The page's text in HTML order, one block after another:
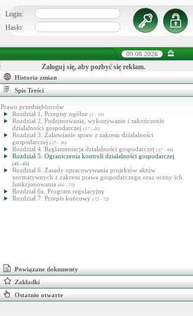
Login:
Hasło:
09.08.2026
Zaloguj się, aby pozbyć się reklam.
Historia zmian
Spis Treści
Prawo przedsiębiorców
Rozdział 1. Przepisy ogólne (1 - 16)
Rozdział 2. Podejmowanie, wykonywanie i zakończenie
działalności gospodarczej (17 - 26)
Rozdział 3. Załatwianie spraw z zakresu działalności
gospodarczej (27 - 36)
Rozdział 4. Reglamentacja działalności gospodarczej (37 - 44)
Rozdział 5. Ograniczenia kontroli działalności gospodarczej
(45 - 65)
Rozdział 6. Zasady opracowywania projektów aktów
normatywnych z zakresu prawa gospodarczego oraz oceny ich
funkcjonowania (66 - 71)
Rozdział 6a. Program regulacyjny
Rozdział 7. Przepis końcowy (72 - 72)
Powiązane dokumenty
Zakładki
Ostatnio otwarte